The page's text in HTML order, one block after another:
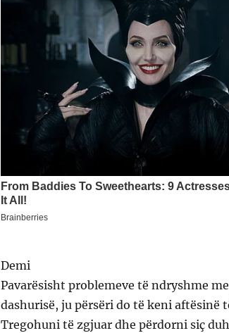
Demi
Pavarësisht problemeve të ndryshme
dashurisë, ju përsëri do të keni aftësinë
Tregohuni të zgjuar dhe përdorni siç